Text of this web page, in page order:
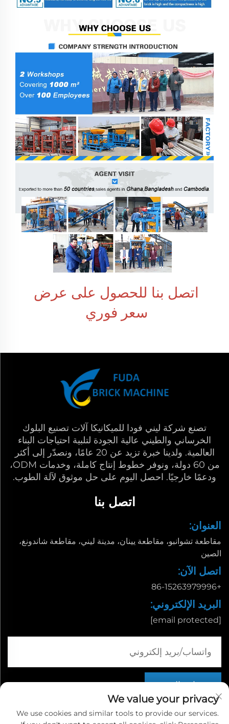
سعر فوري
تصنع شركة ليني فودا للميكانيكا آلات تصنيع البلوك
الخرساني والطيني عالية الجودة لتلبية احتياجات البناء
العالمية. ولدينا خبرة تزيد عن 20 عامًا، ونصدّر إلى أكثر
من 60 دولة، ونوفر خطوط إنتاج كاملة، وخدمات ODM،
ودعمًا خارجيًا. احصل اليوم على حل موثوق لآلة الطوب.
اتصل بنا
العنوان:
مقاطعة تشوانبو، مقاطعة يينان، مدينة ليني، مقاطعة شاندونغ،
الصين
اتصل الآن:
+86-15263979996
البريد الإلكتروني:
[email protected]
We value your privacy
We use cookies and similar tools to provide our services.